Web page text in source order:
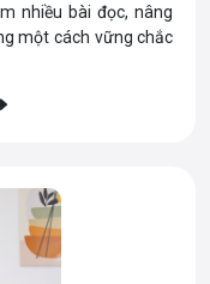
nhiều bài đọc, nâng
một cách vững chắc